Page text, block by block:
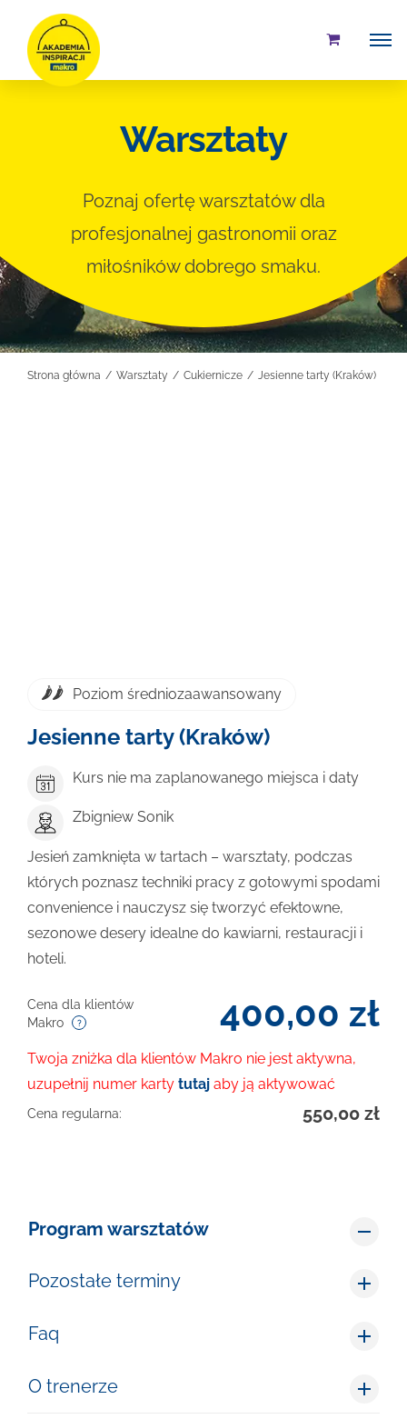
Przejdź
zawartości
Warsztaty
Poznaj ofertę warsztatów dla
profesjonalnej gastronomii oraz
miłośników dobrego smaku.
Strona główna Warsztaty Cukiernicze Jesienne tarty (Kraków)
Poziom średniozaawansowany
Jesienne tarty (Kraków)
Cena dla klientów
Makro
400,00 zł
Twoja zniżka dla klientów Makro nie jest aktywna,
uzupełnij numer karty tutaj aby ją aktywować
Cena regularna: 550,00 zł
Jesień zamknięta w tartach – warsztaty, podczas
których poznasz techniki pracy z gotowymi spodami
convenience i nauczysz się tworzyć efektowne,
sezonowe desery idealne do kawiarni, restauracji i
hoteli.
Kurs nie ma zaplanowanego miejsca i daty
Zbigniew Sonik
Program warsztatów
Pozostałe terminy
Faq
O trenerze